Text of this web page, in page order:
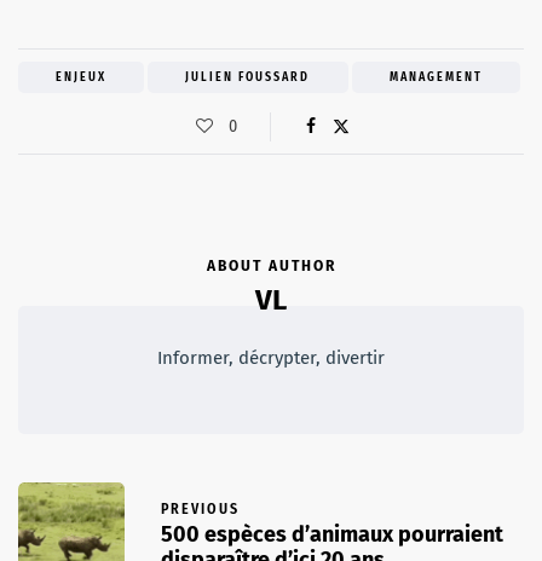
ENJEUX JULIEN FOUSSARD MANAGEMENT
0
ABOUT AUTHOR
VL
Informer, décrypter, divertir
PREVIOUS
500 espèces d’animaux pourraient